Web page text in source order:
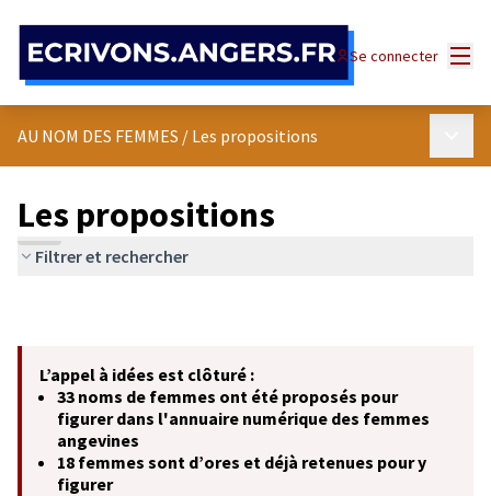
Se connecter
AU NOM DES FEMMES / Les propositions
Les propositions
Filtrer et rechercher
L’appel à idées est clôturé :
33 noms de femmes ont été proposés pour
figurer dans l'annuaire numérique des femmes
angevines
18 femmes sont d’ores et déjà retenues pour y
figurer